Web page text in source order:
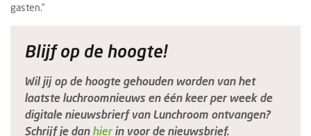
gasten.”
Blijf op de hoogte!
Wil jij op de hoogte gehouden worden van het
laatste luchroomnieuws en één keer per week de
digitale nieuwsbrierf van Lunchroom ontvangen?
Schrijf je dan hierin voor de nieuwsbrief.